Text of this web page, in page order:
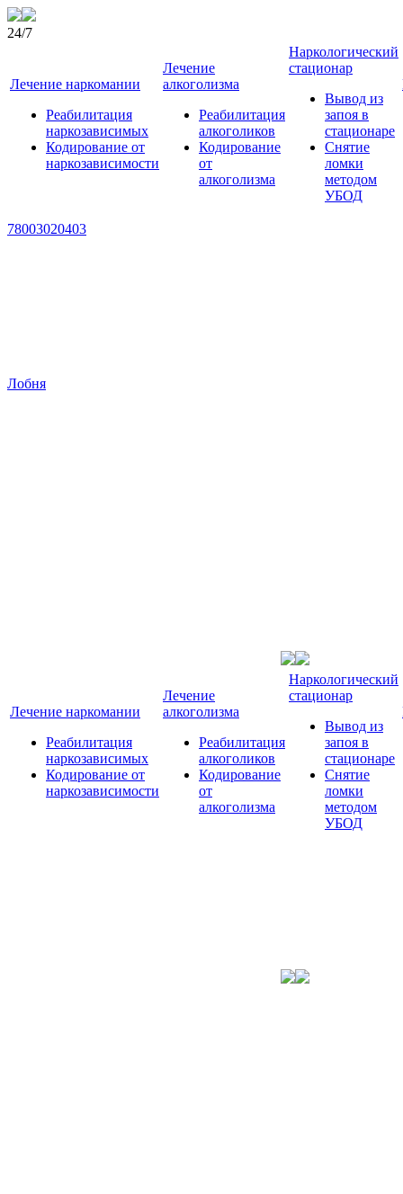
24/7
Лечение наркомании
Реабилитация
наркозависимых
Кодирование от
наркозависимости
Лечение
алкоголизма
Реабилитация
алкоголиков
Кодирование
от
алкоголизма
Наркологический
стационар
Вывод из
запоя в
стационаре
Снятие
ломки
методом
УБОД
78003020403
Лобня
Лечение наркомании
Реабилитация
наркозависимых
Кодирование от
наркозависимости
Лечение
алкоголизма
Реабилитация
алкоголиков
Кодирование
от
алкоголизма
Наркологический
стационар
Вывод из
запоя в
стационаре
Снятие
ломки
методом
УБОД